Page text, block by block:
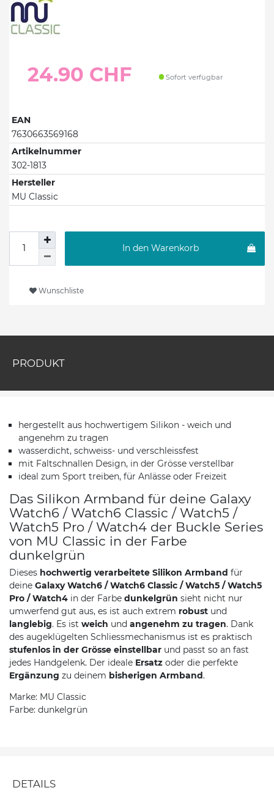
24.90 CHF Sofort verfügbar
EAN
7630663569168
Artikelnummer
302-1813
Hersteller
MU Classic
In den Warenkorb
Wunschliste
PRODUKT
hergestellt aus hochwertigem Silikon - weich und
angenehm zu tragen
wasserdicht, schweiss- und verschleissfest
mit Faltschnallen Design, in der Grösse verstellbar
ideal zum Sport treiben, für Anlässe oder Freizeit
Das Silikon Armband für deine Galaxy
Watch6 / Watch6 Classic / Watch5 /
Watch5 Pro / Watch4 der Buckle Series
von MU Classic in der Farbe
dunkelgrün
Dieses hochwertig verarbeitete Silikon Armband für
deine Galaxy Watch6 / Watch6 Classic / Watch5 / Watch5
Pro / Watch4 in der Farbe dunkelgrün sieht nicht nur
umwerfend gut aus, es ist auch extrem robust und
langlebig. Es ist weich und angenehm zu tragen. Dank
des augeklügelten Schliessmechanismus ist es praktisch
stufenlos in der Grösse einstellbar und passt so an fast
jedes Handgelenk. Der ideale Ersatz oder die perfekte
Ergänzung zu deinem bisherigen Armband.
Marke: MU Classic
Farbe: dunkelgrün
DETAILS